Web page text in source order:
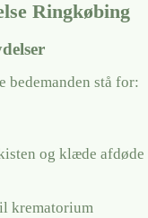
Ringkøbing
bedemanden stå for:
og klæde afdøde
krematorium